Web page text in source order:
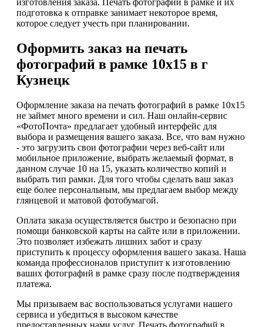
изготовления заказа. Печать фотографий в рамке и их
подготовка к отправке занимает некоторое время,
которое следует учесть при планировании.
Оформить заказ на печать
фотографий в рамке 10х15 в г
Кузнецк
Оформление заказа на печать фотографий в рамке 10х15
не займет много времени и сил. Наш онлайн-сервис
«ФотоПочта» предлагает удобный интерфейс для
выбора и размещения вашего заказа. Все, что вам нужно
- это загрузить свои фотографии через веб-сайт или
мобильное приложение, выбрать желаемый формат, в
данном случае 10 на 15, указать количество копий и
выбрать тип рамки. Для того чтобы сделать ваш заказ
еще более персональным, мы предлагаем выбор между
глянцевой и матовой фотобумагой.
Оплата заказа осуществляется быстро и безопасно при
помощи банковской карты на сайте или в приложении.
Это позволяет избежать лишних забот и сразу
приступить к процессу оформления вашего заказа. Наша
команда профессионалов приступит к изготовлению
ваших фотографий в рамке сразу после подтверждения
платежа.
Мы призываем вас воспользоваться услугами нашего
сервиса и убедиться в высоком качестве
предоставленных нами услуг. Печать фотографий в